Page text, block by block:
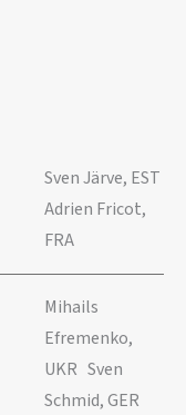
Sven Järve, EST
Adrien Fricot,
FRA
Mihails
Efremenko,
UKR Sven
Schmid, GER